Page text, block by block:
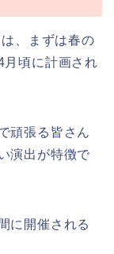
、まずは春の
月頃に計画され
頑張る皆さん
演出が特徴で
に開催される